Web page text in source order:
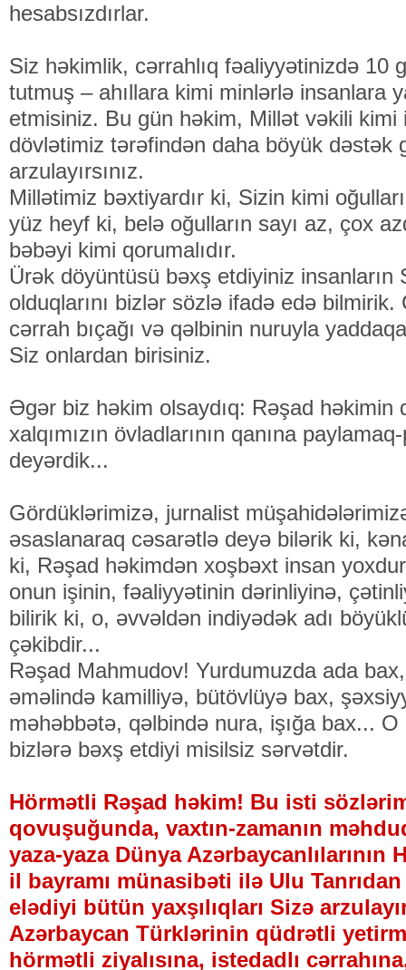
hesabsızdırlar.
Siz həkimlik, cərrahlıq fəaliyyətinizdə 10
tutmuş – ahıllara kimi minlərlə insanlara
etmisiniz. Bu gün həkim, Millət vəkili kimi
dövlətimiz tərəfindən daha böyük dəstək
arzulayırsınız.
Millətimiz bəxtiyardır ki, Sizin kimi
yüz heyf ki, belə oğulların sayı az, çox
bəbəyi kimi qorumalıdır.
Ürək döyüntüsü bəxş etdiyiniz insanların
olduqlarını bizlər sözlə ifadə edə bilmirik.
cərrah bıçağı və qəlbinin nuruyla
Siz onlardan birisiniz.
Əgər biz həkim olsaydıq: Rəşad həkimin
xalqımızın övladlarının qanına
deyərdik...
Gördüklərimizə, jurnalist
əsaslanaraq cəsarətlə deyə bilərik ki,
ki, Rəşad həkimdən xoşbəxt insan
onun işinin, fəaliyyətinin dərinliyinə,
bilirik ki, o, əvvəldən indiyədək adı
çəkibdir...
Rəşad Mahmudov! Yurdumuzda ada
əməlində kamilliyə, bütövlüyə bax,
məhəbbətə, qəlbində nura, işığa bax... O
bizlərə bəxş etdiyi misilsiz sərvətdir.
Hörmətli Rəşad həkim! Bu isti
qovuşuğunda, vaxtın-zamanın
yaza-yaza Dünya
il bayramı münasibəti ilə Ulu
elədiyi bütün yaxşılıqları Sizə
Azərbaycan Türklərinin qüdrətli
hörmətli ziyalısına, istedadlı